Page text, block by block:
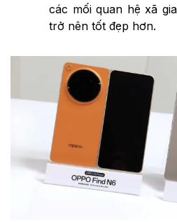
các mối quan hệ xã
trở nên tốt đẹp hơn.